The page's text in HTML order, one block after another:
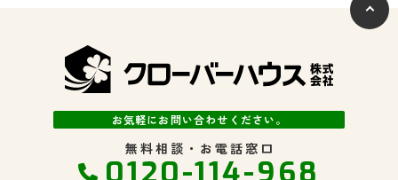
お気軽にお問い合わせください。
無料相談・お電話窓口